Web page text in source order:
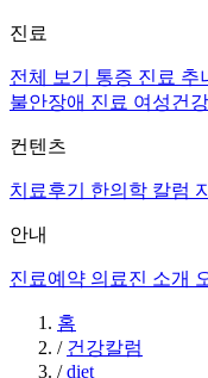
진료
전체 보기 통증 진료 추
불안장애 진료 여성건
컨텐츠
치료후기 한의학 칼럼
안내
진료예약 의료진 소개
홈
/ 건강칼럼
/ diet